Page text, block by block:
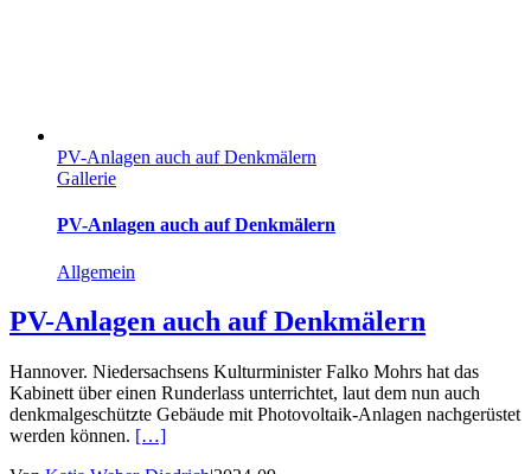
PV-Anlagen auch auf Denkmälern
Gallerie
PV-Anlagen auch auf Denkmälern
Allgemein
PV-Anlagen auch auf Denkmälern
Hannover. Niedersachsens Kulturminister Falko Mohrs hat das
Kabinett über einen Runderlass unterrichtet, laut dem nun auch
denkmalgeschützte Gebäude mit Photovoltaik-Anlagen nachgerüstet
werden können. […]